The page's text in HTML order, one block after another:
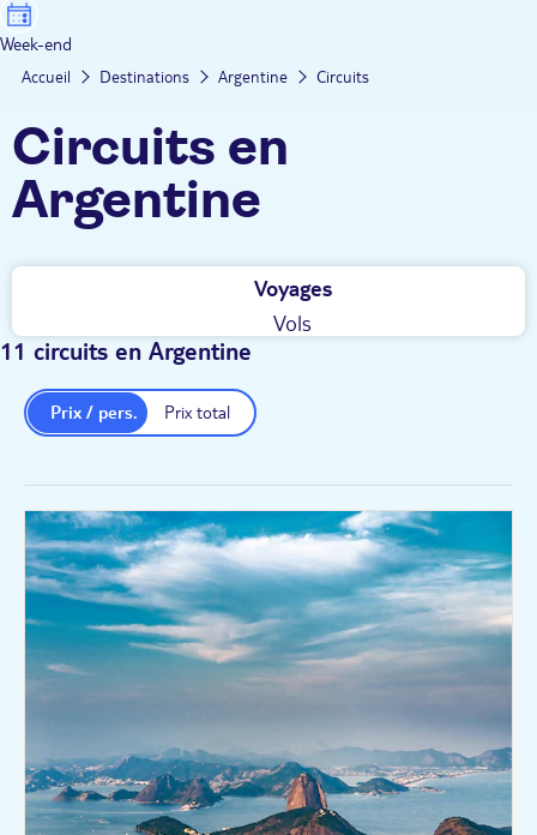
Week-end
Accueil Destinations Argentine Circuits
Circuits en
Argentine
Voyages
Vols
11 circuits en Argentine
Prix total
Prix / pers.